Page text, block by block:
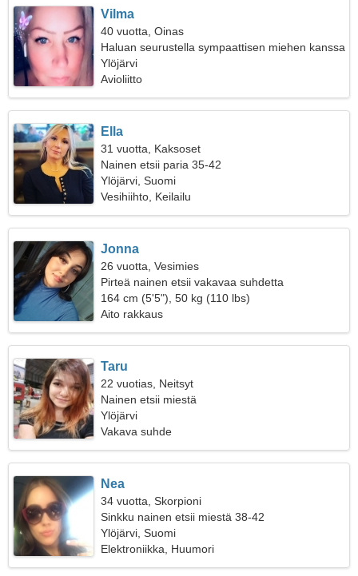
Vilma
40 vuotta, Oinas
Haluan seurustella sympaattisen miehen kanssa
Ylöjärvi
Avioliitto
Ella
31 vuotta, Kaksoset
Nainen etsii paria 35-42
Ylöjärvi, Suomi
Vesihiihto, Keilailu
Jonna
26 vuotta, Vesimies
Pirteä nainen etsii vakavaa suhdetta
164 cm (5'5"), 50 kg (110 lbs)
Aito rakkaus
Taru
22 vuotias, Neitsyt
Nainen etsii miestä
Ylöjärvi
Vakava suhde
Nea
34 vuotta, Skorpioni
Sinkku nainen etsii miestä 38-42
Ylöjärvi, Suomi
Elektroniikka, Huumori